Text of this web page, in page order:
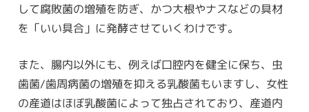
して腐敗菌の増殖を防ぎ、かつ大根やナスなどの具材
を「いい具合」に発酵させていくわけです。
また、腸内以外にも、例えば口腔内を健全に保ち、虫
歯菌/歯周病菌の増殖を抑える乳酸菌もいますし、女性
の産道はほぼ乳酸菌によって独占されており、産道内